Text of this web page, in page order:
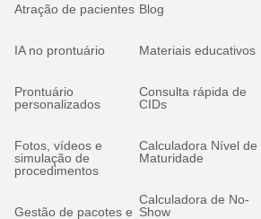
Atração de pacientes
IA no prontuário
Prontuário
personalizados
Fotos, vídeos e
simulação de
procedimentos
Gestão de pacotes e
Blog
Materiais educativos
Consulta rápida de
CIDs
Calculadora Nível de
Maturidade
Calculadora de No-
Show